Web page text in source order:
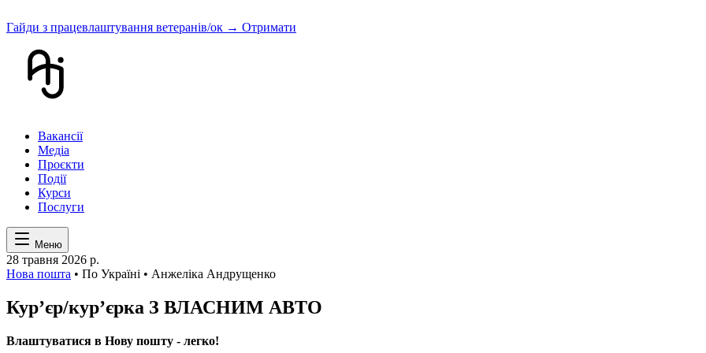
Гайди з працевлаштування ветеранів/ок → Отримати
Вакансії
Медіа
Проєкти
Події
Курси
Послуги
Меню
28 травня 2026 р.
Нова пошта • По Україні • Анжеліка Андрущенко
Курʼєр/курʼєрка З ВЛАСНИМ АВТО
Влаштуватися в Нову пошту - легко!